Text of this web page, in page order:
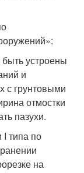
устроены
и
с грунтовыми
отмостки
пазухи.
типа по
на